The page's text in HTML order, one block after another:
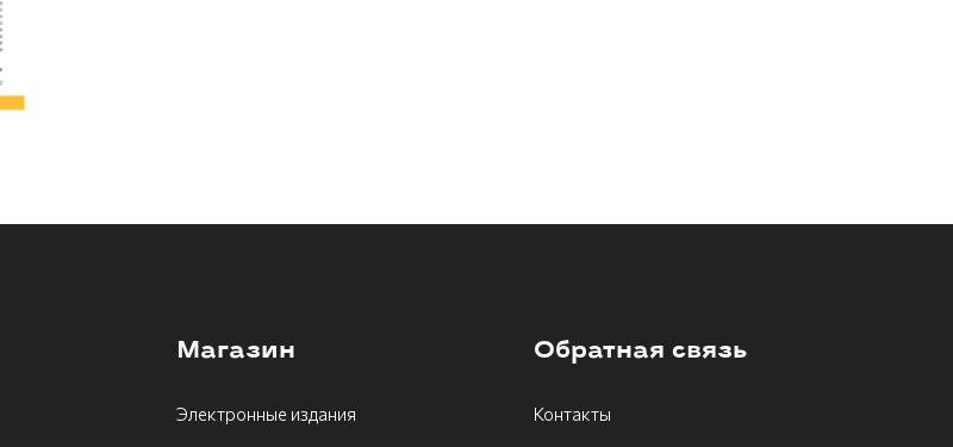
Магазин
Электронные издания
Обратная связь
Контакты